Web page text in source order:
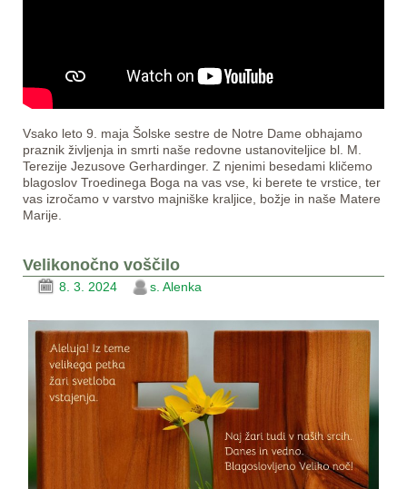
Vsako leto 9. maja Šolske sestre de Notre Dame obhajamo
praznik življenja in smrti naše redovne ustanoviteljice bl. M.
Terezije Jezusove Gerhardinger. Z njenimi besedami kličemo
blagoslov Troedinega Boga na vas vse, ki berete te vrstice, ter
vas izročamo v varstvo majniške kraljice, božje in naše Matere
Marije.
Velikonočno voščilo
8. 3. 2024 s. Alenka